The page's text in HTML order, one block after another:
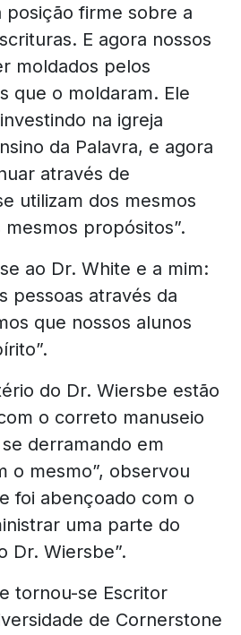
posição firme sobre a
E agora nossos
moldados pelos
que o moldaram. Ele
na igreja
da Palavra, e agora
através de
utilizam dos mesmos
propósitos”.
ao Dr. White e a mim:
pessoas através da
que nossos alunos
do Dr. Wiersbe estão
o correto manuseio
derramando em
o mesmo”, observou
foi abençoado com o
uma parte do
Dr. Wiersbe”.
tornou-se Escritor
de Cornerstone